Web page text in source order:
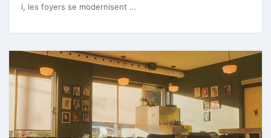
i, les foyers se modernisent …